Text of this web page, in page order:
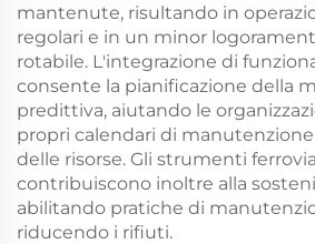
mantenute, risultando in
regolari e in un minor
rotabile. L'integrazione di
consente la pianificazione della
predittiva, aiutando le
propri calendari di manutenzione
delle risorse. Gli strumenti
contribuiscono inoltre alla
abilitando pratiche di
riducendo i rifiuti.